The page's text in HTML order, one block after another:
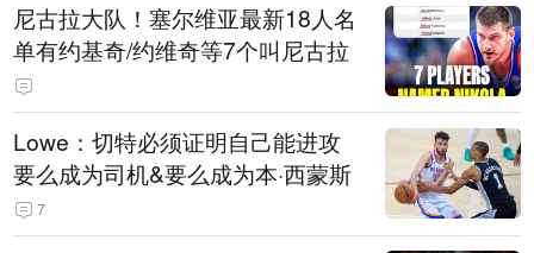
尼古拉大队！塞尔维亚最新18人名
单有约基奇/约维奇等7个叫尼古拉
Lowe：切特必须证明自己能进攻
要么成为司机&要么成为本·西蒙斯
7